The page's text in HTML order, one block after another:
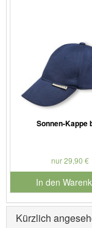
Sonnen-Kappe
nur 29,90 €
In den
für
Kürzlich